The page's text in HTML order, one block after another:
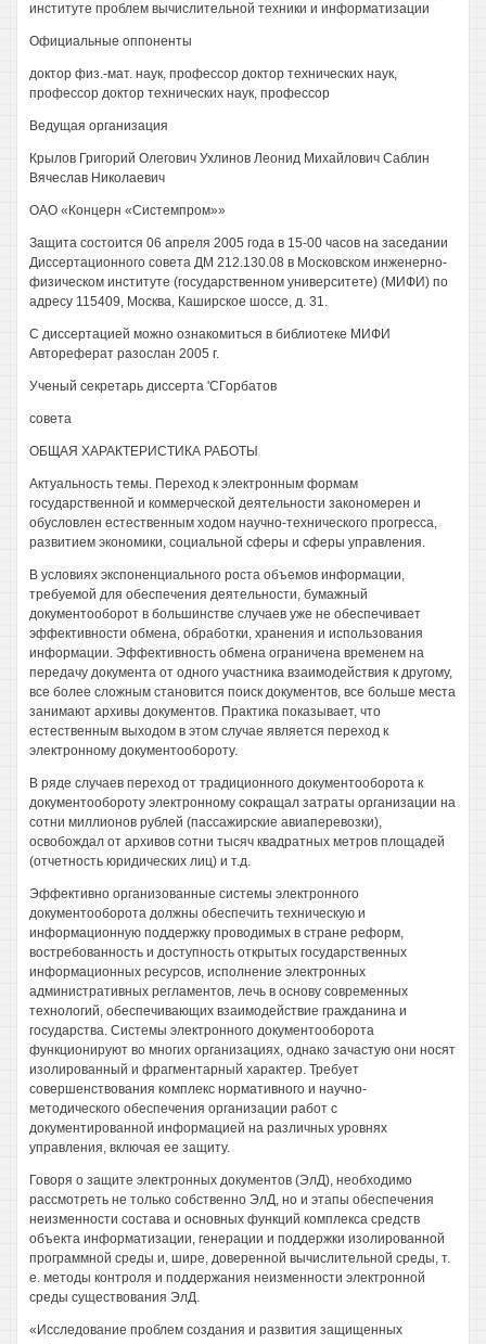
институте проблем вычислительной техники и информатизации
Официальные оппоненты
доктор физ.-мат. наук, профессор доктор технических наук,
профессор доктор технических наук, профессор
Ведущая организация
Крылов Григорий Олегович Ухлинов Леонид Михайлович Саблин
Вячеслав Николаевич
ОАО «Концерн «Системпром»»
Защита состоится 06 апреля 2005 года в 15-00 часов на заседании
Диссертационного совета ДМ 212.130.08 в Московском инженерно-
физическом институте (государственном университете) (МИФИ) по
адресу 115409, Москва, Каширское шоссе, д. 31.
С диссертацией можно ознакомиться в библиотеке МИФИ
Автореферат разослан 2005 г.
Ученый секретарь диссерта 'СГорбатов
совета
ОБЩАЯ ХАРАКТЕРИСТИКА РАБОТЫ
Актуальность темы. Переход к электронным формам
государственной и коммерческой деятельности закономерен и
обусловлен естественным ходом научно-технического прогресса,
развитием экономики, социальной сферы и сферы управления.
В условиях экспоненциального роста объемов информации,
требуемой для обеспечения деятельности, бумажный
документооборот в большинстве случаев уже не обеспечивает
эффективности обмена, обработки, хранения и использования
информации. Эффективность обмена ограничена временем на
передачу документа от одного участника взаимодействия к другому,
все более сложным становится поиск документов, все больше места
занимают архивы документов. Практика показывает, что
естественным выходом в этом случае является переход к
электронному документообороту.
В ряде случаев переход от традиционного документооборота к
документообороту электронному сокращал затраты организации на
сотни миллионов рублей (пассажирские авиаперевозки),
освобождал от архивов сотни тысяч квадратных метров площадей
(отчетность юридических лиц) и т.д.
Эффективно организованные системы электронного
документооборота должны обеспечить техническую и
информационную поддержку проводимых в стране реформ,
востребованность и доступность открытых государственных
информационных ресурсов, исполнение электронных
административных регламентов, лечь в основу современных
технологий, обеспечивающих взаимодействие гражданина и
государства. Системы электронного документооборота
функционируют во многих организациях, однако зачастую они носят
изолированный и фрагментарный характер. Требует
совершенствования комплекс нормативного и научно-
методического обеспечения организации работ с
документированной информацией на различных уровнях
управления, включая ее защиту.
Говоря о защите электронных документов (ЭлД), необходимо
рассмотреть не только собственно ЭлД, но и этапы обеспечения
неизменности состава и основных функций комплекса средств
объекта информатизации, генерации и поддержки изолированной
программной среды и, шире, доверенной вычислительной среды, т.
е. методы контроля и поддержания неизменности электронной
среды существования ЭлД.
«Исследование проблем создания и развития защищенных